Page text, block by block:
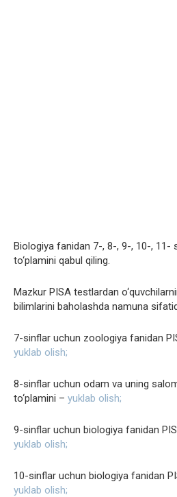
Biologiya fanidan 7-, 8-, 9-, 10-, 11-
to‘plamini qabul qiling.
Mazkur PISA testlardan
bilimlarini baholashda namuna
7-sinflar uchun zoologiya fanidan
yuklab olish;
8-sinflar uchun odam va uning
to‘plamini – yuklab olish;
9-sinflar uchun biologiya fanidan
yuklab olish;
10-sinflar uchun biologiya fanidan
yuklab olish;